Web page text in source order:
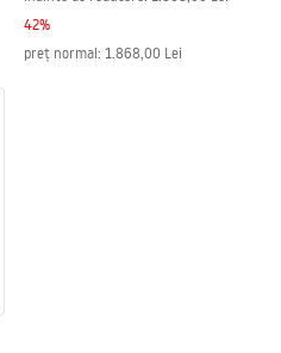
42%
preț normal: 1.868,00 Lei